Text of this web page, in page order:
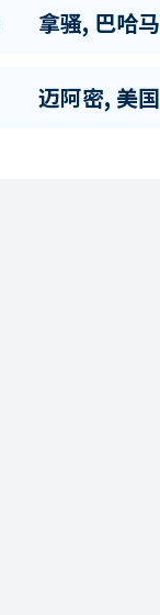
拿骚, 巴哈马
迈阿密, 美国